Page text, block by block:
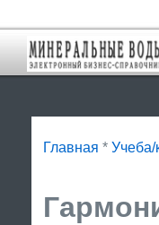
Главная * Учеба/